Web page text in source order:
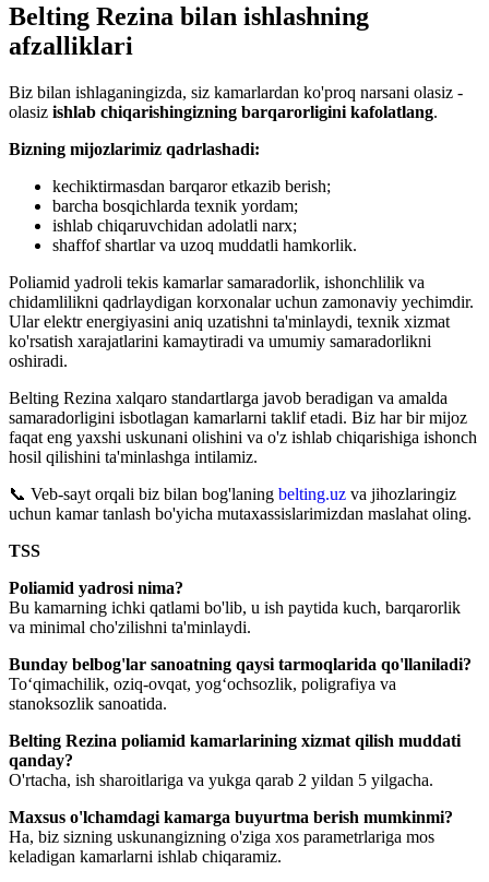
Belting Rezina bilan ishlashning
afzalliklari
Biz bilan ishlaganingizda, siz kamarlardan ko'proq narsani olasiz -
olasiz ishlab chiqarishingizning barqarorligini kafolatlang.
Bizning mijozlarimiz qadrlashadi:
kechiktirmasdan barqaror etkazib berish;
barcha bosqichlarda texnik yordam;
ishlab chiqaruvchidan adolatli narx;
shaffof shartlar va uzoq muddatli hamkorlik.
Poliamid yadroli tekis kamarlar samaradorlik, ishonchlilik va
chidamlilikni qadrlaydigan korxonalar uchun zamonaviy yechimdir.
Ular elektr energiyasini aniq uzatishni ta'minlaydi, texnik xizmat
ko'rsatish xarajatlarini kamaytiradi va umumiy samaradorlikni
oshiradi.
Belting Rezina xalqaro standartlarga javob beradigan va amalda
samaradorligini isbotlagan kamarlarni taklif etadi. Biz har bir mijoz
faqat eng yaxshi uskunani olishini va o'z ishlab chiqarishiga ishonch
hosil qilishini ta'minlashga intilamiz.
📞 Veb-sayt orqali biz bilan bog'laning belting.uz va jihozlaringiz
uchun kamar tanlash bo'yicha mutaxassislarimizdan maslahat oling.
TSS
Poliamid yadrosi nima?
Bu kamarning ichki qatlami bo'lib, u ish paytida kuch, barqarorlik
va minimal cho'zilishni ta'minlaydi.
Bunday belbog'lar sanoatning qaysi tarmoqlarida qo'llaniladi?
Toʻqimachilik, oziq-ovqat, yogʻochsozlik, poligrafiya va
stanoksozlik sanoatida.
Belting Rezina poliamid kamarlarining xizmat qilish muddati
qanday?
O'rtacha, ish sharoitlariga va yukga qarab 2 yildan 5 yilgacha.
Maxsus o'lchamdagi kamarga buyurtma berish mumkinmi?
Ha, biz sizning uskunangizning o'ziga xos parametrlariga mos
keladigan kamarlarni ishlab chiqaramiz.